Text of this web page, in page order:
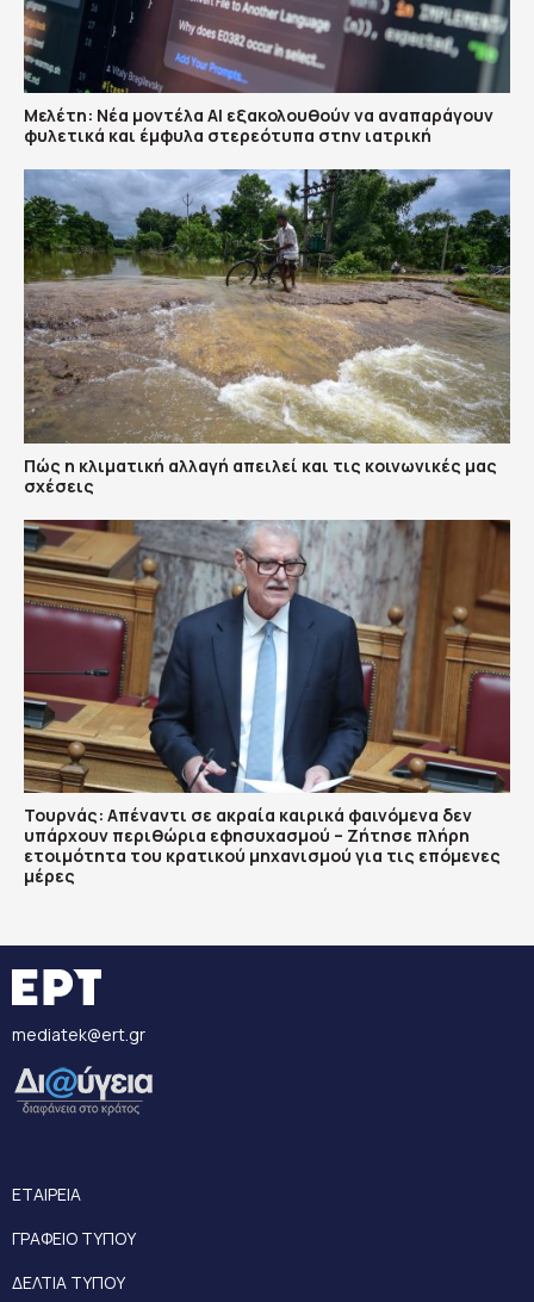
Μελέτη: Νέα μοντέλα ΑΙ εξακολουθούν να αναπαράγουν
φυλετικά και έμφυλα στερεότυπα στην ιατρική
Πώς η κλιματική αλλαγή απειλεί και τις κοινωνικές μας
σχέσεις
Τουρνάς: Απέναντι σε ακραία καιρικά φαινόμενα δεν
υπάρχουν περιθώρια εφησυχασμού – Ζήτησε πλήρη
ετοιμότητα του κρατικού μηχανισμού για τις επόμενες
μέρες
mediatek@ert.gr
ΕΤΑΙΡΕΙΑ
ΓΡΑΦΕΙΟ ΤΥΠΟΥ
ΔΕΛΤΙΑ ΤΥΠΟΥ